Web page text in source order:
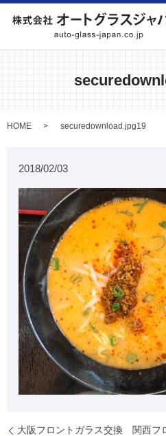
HOME securedownload.jpg19
2018/02/03
大阪フロントガラス交換 関西